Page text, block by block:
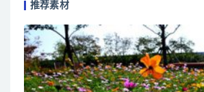
推荐素材